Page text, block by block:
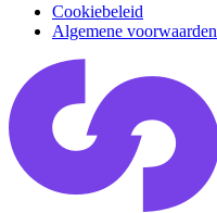
Cookiebeleid
Algemene voorwaarden